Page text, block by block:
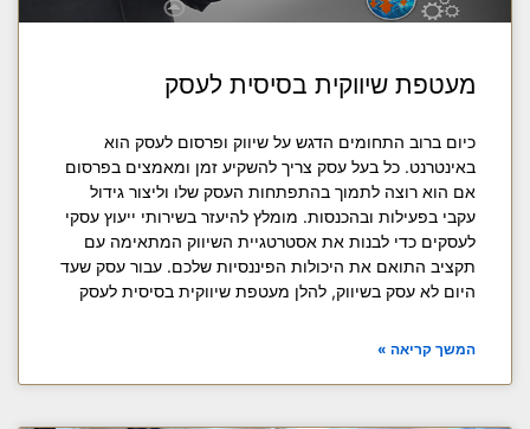
מעטפת שיווקית בסיסית לעסק
כיום ברוב התחומים הדגש על שיווק ופרסום לעסק הוא
באינטרנט. כל בעל עסק צריך להשקיע זמן ומאמצים בפרסום
אם הוא רוצה לתמוך בהתפתחות העסק שלו וליצור גידול
עקבי בפעילות ובהכנסות. מומלץ להיעזר בשירותי ייעוץ עסקי
לעסקים כדי לבנות את אסטרטגיית השיווק המתאימה עם
תקציב התואם את היכולות הפיננסיות שלכם. עבור עסק שעד
היום לא עסק בשיווק, להלן מעטפת שיווקית בסיסית לעסק
המשך קריאה »